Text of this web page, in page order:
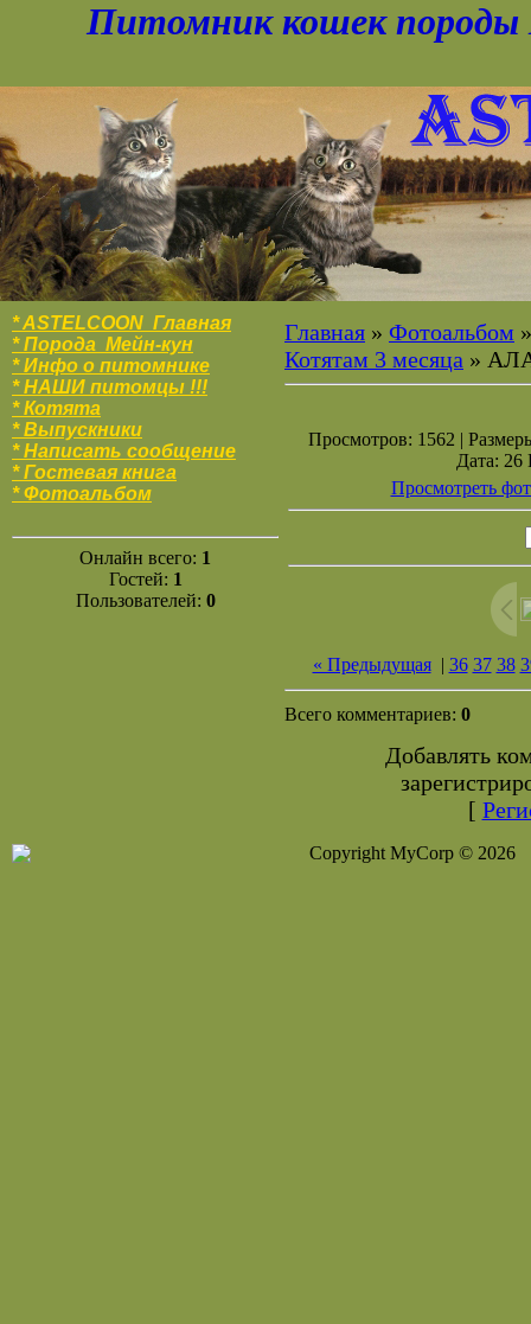
Питомник кошек породы
* ASTELCOON Главная
* Порода Мейн-кун
* Инфо о питомнике
* НАШИ питомцы !!!
* Котята
* Выпускники
* Написать сообщение
* Гостевая книга
* Фотоальбом
Онлайн всего: 1
Гостей: 1
Пользователей: 0
Главная » Фотоальбом
Котятам 3 месяца »
Просмотров: 1562 |
Дата:
Просмотреть
« Предыдущая| 36 37 38
Всего комментариев: 0
Добавлять
[
Copyright MyCorp © 2026